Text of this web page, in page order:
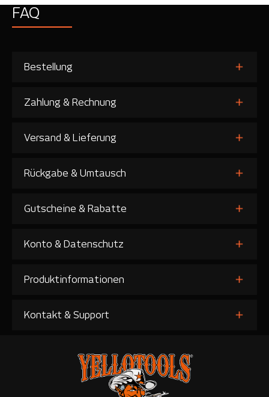
FAQ
Bestellung
Zahlung & Rechnung
Versand & Lieferung
Rückgabe & Umtausch
Gutscheine & Rabatte
Konto & Datenschutz
Produktinformationen
Kontakt & Support